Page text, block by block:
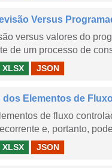
Versus
versus valores do
de um processo de
XLSX JSON
Elementos de
de fluxo
e, portanto,
XLSX JSON